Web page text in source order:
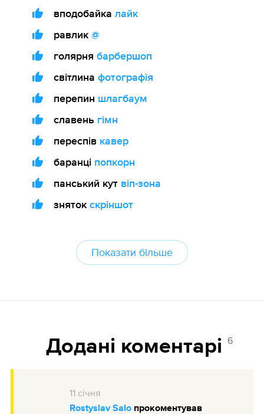
вподобайка лайк
равлик @
голярня барбершоп
світлина фотографія
перепин шлагбаум
славень гімн
переспів кавер
баранці попкорн
панський кут віп-зона
зняток скріншот
Показати більше
Додані коментарі 6
11 січня
Rostyslav Saloпрокоментував